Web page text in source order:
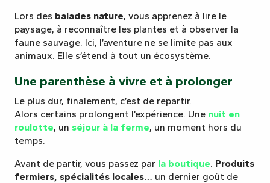
Lors des balades nature, vous apprenez à lire le
paysage, à reconnaître les plantes et à observer la
faune sauvage. Ici, l’aventure ne se limite pas aux
animaux. Elle s’étend à tout un écosystème.
Une parenthèse à vivre et à prolonger
Le plus dur, finalement, c’est de repartir.
Alors certains prolongent l’expérience. Une nuit en
roulotte, un séjour à la ferme, un moment hors du
temps.
Avant de partir, vous passez par la boutique. Produits
fermiers, spécialités locales… un dernier goût de